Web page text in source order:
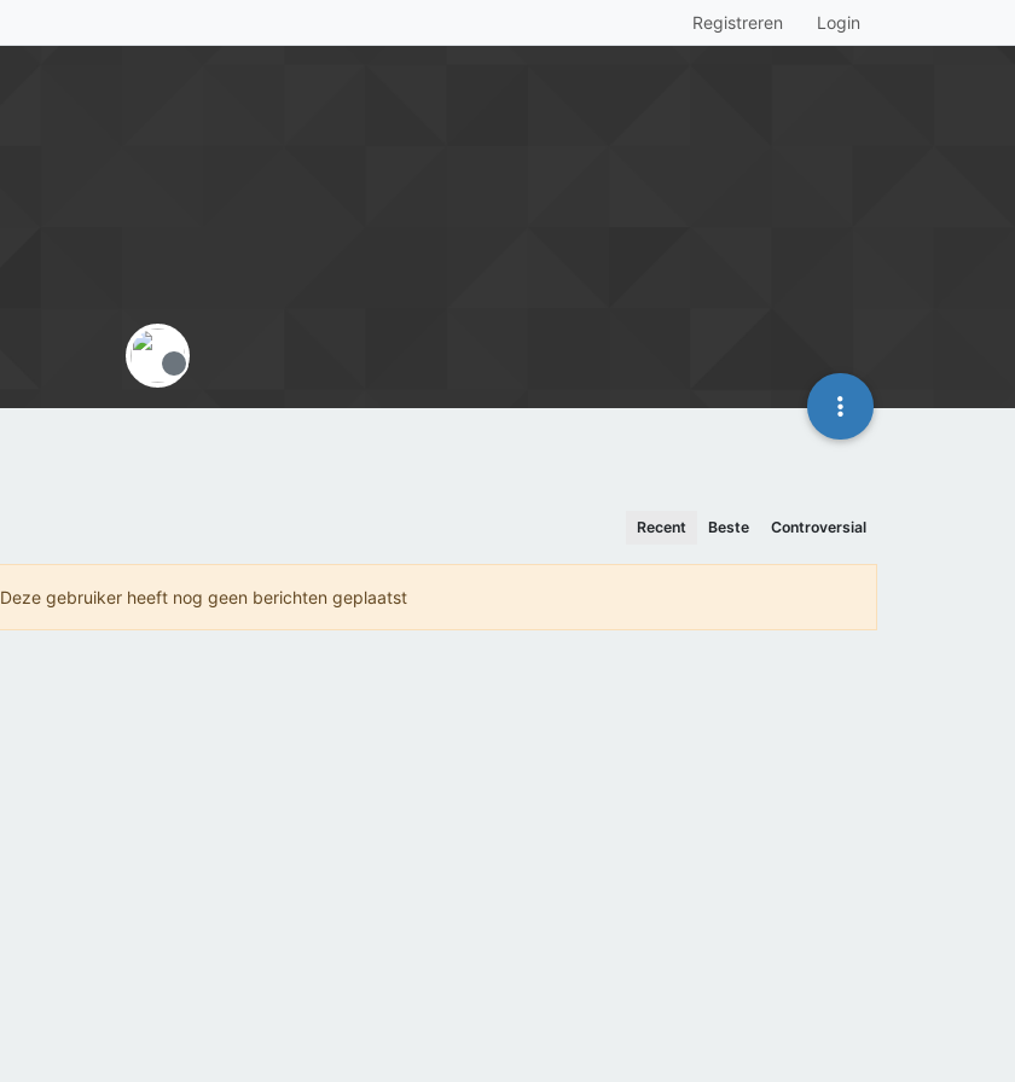
Registreren Login
Offline
Recent Beste Controversial
Deze gebruiker heeft nog geen berichten geplaatst